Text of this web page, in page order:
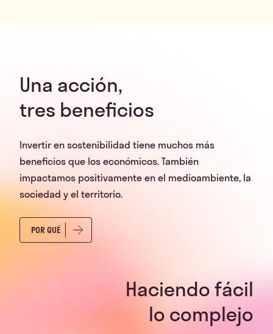
Una acción,
tres beneficios
Invertir en sostenibilidad tiene muchos más
beneficios que los económicos. También
impactamos positivamente en el medioambiente, la
sociedad y el territorio.
POR QUÉ
Haciendo fácil
lo complejo